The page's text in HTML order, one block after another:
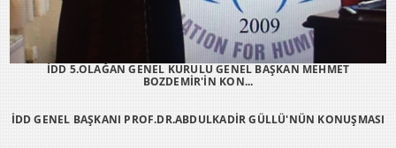
İDD 5.OLAĞAN GENEL KURULU GENEL BAŞKAN MEHMET
BOZDEMİR'İN KON...
İDD GENEL BAŞKANI PROF.DR.ABDULKADİR GÜLLÜ'NÜN KONUŞMASI